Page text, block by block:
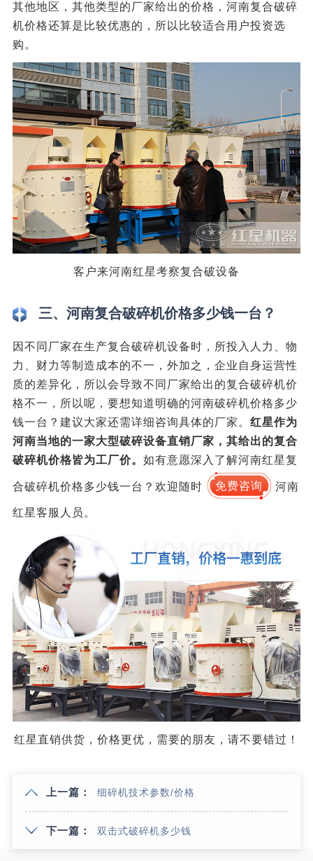
其他地区，其他类型的厂家给出的价格，河南复合破碎
机价格还算是比较优惠的，所以比较适合用户投资选
购。
客户来河南红星考察复合破设备
三、河南复合破碎机价格多少钱一台？
因不同厂家在生产复合破碎机设备时，所投入人力、物
力、财力等制造成本的不一，外加之，企业自身运营性
质的差异化，所以会导致不同厂家给出的复合破碎机价
格不一，所以呢，要想知道明确的河南破碎机价格多少
钱一台？建议大家还需详细咨询具体的厂家。 红星作为
河南当地的一家大型破碎设备直销厂家，其给出的复合
破碎机价格皆为工厂价。 如有意愿深入了解河南红星复
合破碎机价格多少钱一台？欢迎随时 免费咨询 河南
红星客服人员。
红星直销供货，价格更优，需要的朋友，请不要错过！
上一篇： 细碎机技术参数/价格
下一篇： 双击式破碎机多少钱